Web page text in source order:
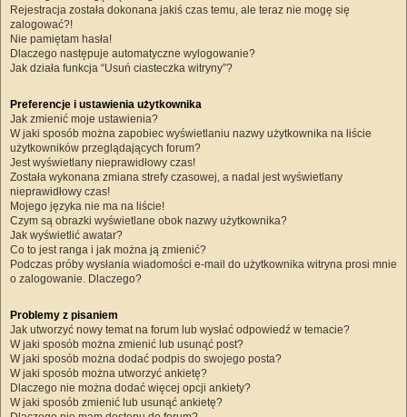
Rejestracja została dokonana jakiś czas temu, ale teraz nie mogę się
zalogować?!
Nie pamiętam hasła!
Dlaczego następuje automatyczne wylogowanie?
Jak działa funkcja “Usuń ciasteczka witryny”?
Preferencje i ustawienia użytkownika
Jak zmienić moje ustawienia?
W jaki sposób można zapobiec wyświetlaniu nazwy użytkownika na liście
użytkowników przeglądających forum?
Jest wyświetlany nieprawidłowy czas!
Została wykonana zmiana strefy czasowej, a nadal jest wyświetlany
nieprawidłowy czas!
Mojego języka nie ma na liście!
Czym są obrazki wyświetlane obok nazwy użytkownika?
Jak wyświetlić awatar?
Co to jest ranga i jak można ją zmienić?
Podczas próby wysłania wiadomości e-mail do użytkownika witryna prosi mnie
o zalogowanie. Dlaczego?
Problemy z pisaniem
Jak utworzyć nowy temat na forum lub wysłać odpowiedź w temacie?
W jaki sposób można zmienić lub usunąć post?
W jaki sposób można dodać podpis do swojego posta?
W jaki sposób można utworzyć ankietę?
Dlaczego nie można dodać więcej opcji ankiety?
W jaki sposób zmienić lub usunąć ankietę?